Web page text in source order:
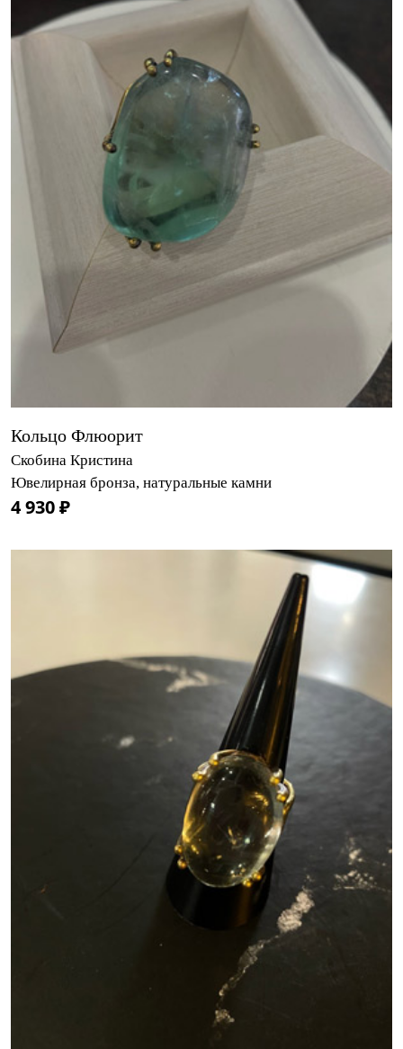
Кольцо Флюорит
Скобина Кристина
Ювелирная бронза, натуральные камни
4 930 ₽